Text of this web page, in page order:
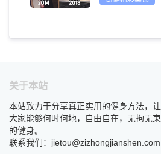
关于本站
本站致力于分享真正实用的健身方法，让
大家能够何时何地，自由自在，无拘无束
的健身。
联系我们：jietou@zizhongjianshen.com